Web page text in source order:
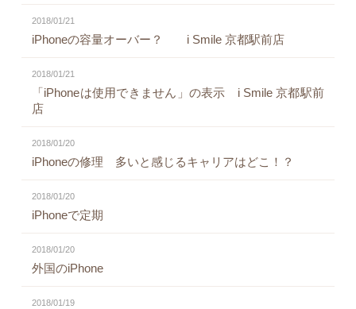
2018/01/21
iPhoneの容量オーバー？ i Smile 京都駅前店
2018/01/21
「iPhoneは使用できません」の表示 i Smile 京都駅前
店
2018/01/20
iPhoneの修理 多いと感じるキャリアはどこ！？
2018/01/20
iPhoneで定期
2018/01/20
外国のiPhone
2018/01/19